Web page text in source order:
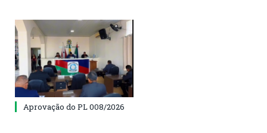
Aprovação do PL 008/2026